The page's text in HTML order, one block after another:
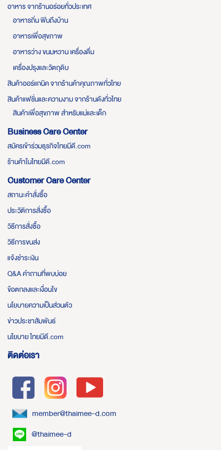
อาหาร จากร้านอร่อยทั่วประเทศ
อาหารถิ่น ฟินถึงบ้าน
อาหารเพื่อสุขภาพ
อาหารว่าง ขนมหวาน เครื่องดื่ม
เครื่องปรุงและวัตถุดิบ
สินค้าออร์แกนิค จากร้านค้าคุณภาพทั่วไทย
สินค้าแฟชั่นและความงาม จากร้านดังทั่วไทย
สินค้าเพื่อสุขภาพ สำหรับแม่และเด็ก
Business Care Center
สมัครเข้าร่วมธุรกิจไทยมีดี.com
ร้านค้าในไทยมีดี.com
Customer Care Center
สถานะคำสั่งซื้อ
ประวัติการสั่งซื้อ
วิธีการสั่งซื้อ
วิธีการขนส่ง
แจ้งชำระเงิน
Q&A คำถามที่พบบ่อย
ข้อตกลงและเงื่อนไข
นโยบายความเป็นส่วนตัว
ข่าวประชาสัมพันธ์
นโยบาย ไทยมีดี.com
ติดต่อเรา
member@thaimee-d.com
@thaimee-d